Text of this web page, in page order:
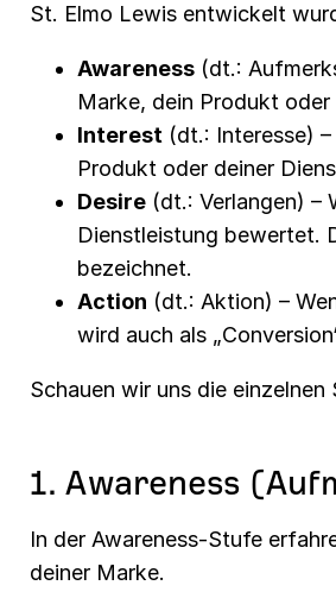
St. Elmo Lewis entwickelt
Awareness (dt.:
Marke, dein Produkt
Interest (dt.: Interesse)
Produkt oder deiner
Desire (dt.: Verlangen) –
Dienstleistung bewertet.
bezeichnet.
Action (dt.: Aktion) –
wird auch als
Schauen wir uns die
1. Awareness
In der Awareness-Stufe
deiner Marke.